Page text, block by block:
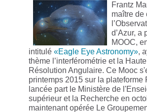
Frantz
maître de
d’Azur, a
MOOC,
intitulé «Eagle Eye Astronomy»,
thème l’interférométrie et la Haute
Résolution Angulaire. Ce Mooc
printemps 2015 sur la plateforme
lancée part le Ministère de
supérieur et la Recherche en
maintenant opérée Le